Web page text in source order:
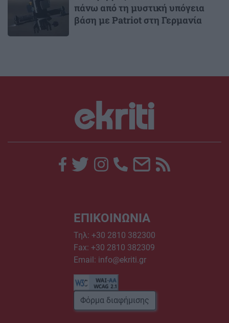
πάνω από τη μυστική υπόγεια
βάση με Patriot στη Γερμανία
ΕΠΙΚΟΙΝΩΝΙΑ
Τηλ: +30 2810 382300
Fax: +30 2810 382309
Email: info@ekriti.gr
Φόρμα διαφήμισης